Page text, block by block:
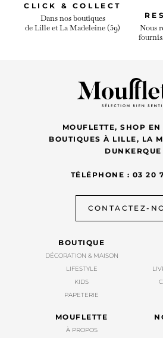
CLICK & COLLECT
Dans nos boutiques
de Lille et La Madeleine (59)
Nous
MOUFLETTE, SHOP
BOUTIQUES À LILLE, LA
DUNKERQUE
TÉLÉPHONE : 03 20
CONTACTEZ-
BOUTIQUE
DÉCORATION & MAISON
LIFESTYLE
KIDS
PAPETERIE
MOUFLETTE
À PROPOS